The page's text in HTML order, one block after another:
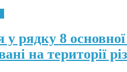
8
на території